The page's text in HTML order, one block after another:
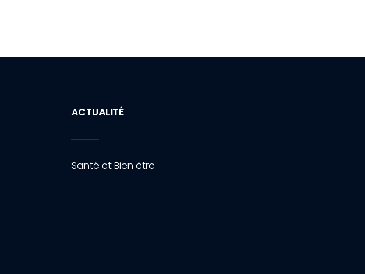
ACTUALITÉ
Santé et Bien être